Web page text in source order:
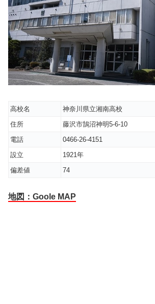
高校名
神奈川県立湘南高校
住所
藤沢市鵠沼神明5-6-10
電話
0466-26-4151
設立
1921年
偏差値
74
地図：Goole MAP